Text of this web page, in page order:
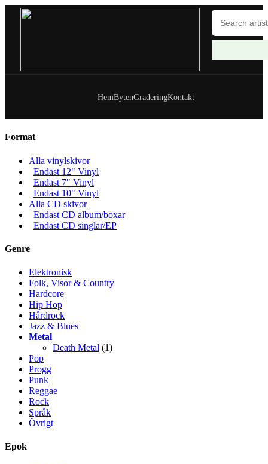
HemBytenGraderingKontakt
Format
Alla vinylskivor
Endast 12" Vinyl
Endast 7" Vinyl
Endast 10" Vinyl
Alla CD skivor
Endast CD album/boxar
Endast CD singlar/EP
Genre
Elektronisk
Folk, Visor & Country
Hardcore
Hip Hop
Hårdrock
Jazz & Blues
Metal
Death Metal (1)
Pop
Progg
Punk
Reggae
Rock
Språk
Övrigt
Epok